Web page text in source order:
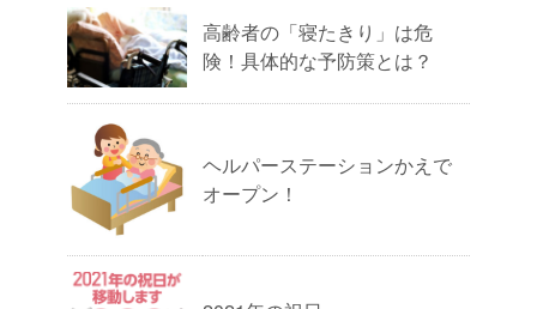
高齢者の「寝たきり」は危
険！具体的な予防策とは？
ヘルパーステーションかえで
オープン！